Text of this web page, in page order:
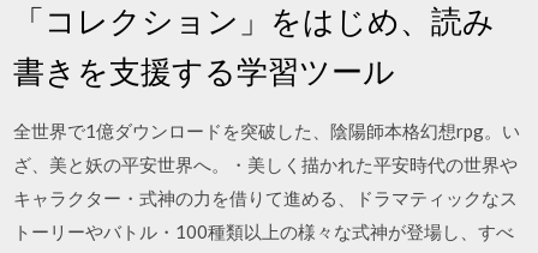
「コレクション」をはじめ、読み
書きを支援する学習ツール
全世界で1億ダウンロードを突破した、陰陽師本格幻想rpg。い
ざ、美と妖の平安世界へ。・美しく描かれた平安時代の世界や
キャラクター・式神の力を借りて進める、ドラマティックなス
トーリーやバトル・100種類以上の様々な式神が登場し、すべ